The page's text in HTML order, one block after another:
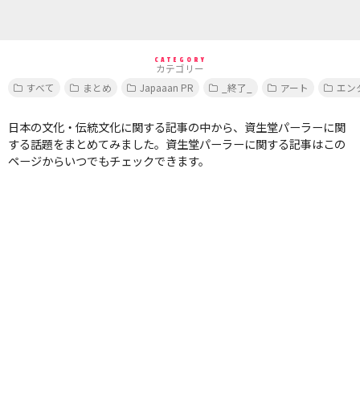
CATEGORY
カテゴリー
すべて
まとめ Japaaan PR _終了_ アート エン
日本の文化・伝統文化に関する記事の中から、資生堂パーラーに関
する話題をまとめてみました。資生堂パーラーに関する記事はこの
ページからいつでもチェックできます。